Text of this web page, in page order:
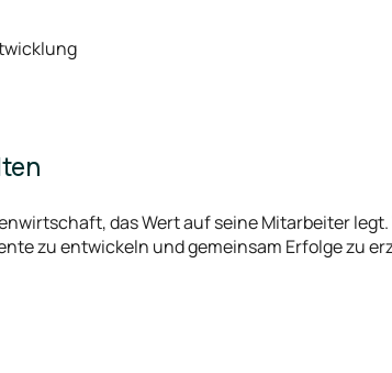
das Wert auf seine Mitarbeiter
zu entwickeln und gemeinsam Erfolge zu